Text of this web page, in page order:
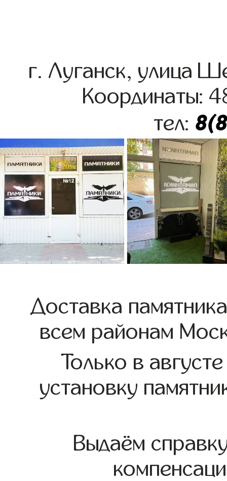
г. Луганск, улица
Координаты:
тел:
Доставка
всем районам
Только в
установку
Выдаём